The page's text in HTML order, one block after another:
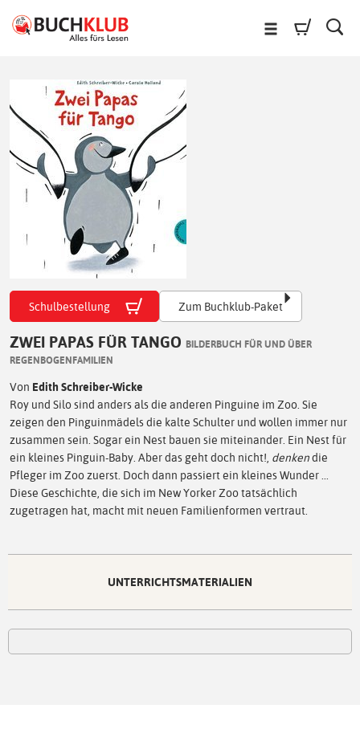
Schulbestellung Zum Buchklub-Paket
ZWEI PAPAS FÜR TANGO BILDERBUCH FÜR UND ÜBER
REGENBOGENFAMILIEN
Von Edith Schreiber-Wicke
Roy und Silo sind anders als die anderen Pinguine im Zoo. Sie
zeigen den Pinguinmädels die kalte Schulter und wollen immer nur
zusammen sein. Sogar ein Nest bauen sie miteinander. Ein Nest für
ein kleines Pinguin-Baby. Aber das geht doch nicht!, denkendie
Pfleger im Zoo zuerst. Doch dann passiert ein kleines Wunder ...
Diese Geschichte, die sich im New Yorker Zoo tatsächlich
zugetragen hat, macht mit neuen Familienformen vertraut.
UNTERRICHTSMATERIALIEN